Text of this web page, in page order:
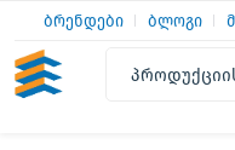
ბრენდები ბლოგი